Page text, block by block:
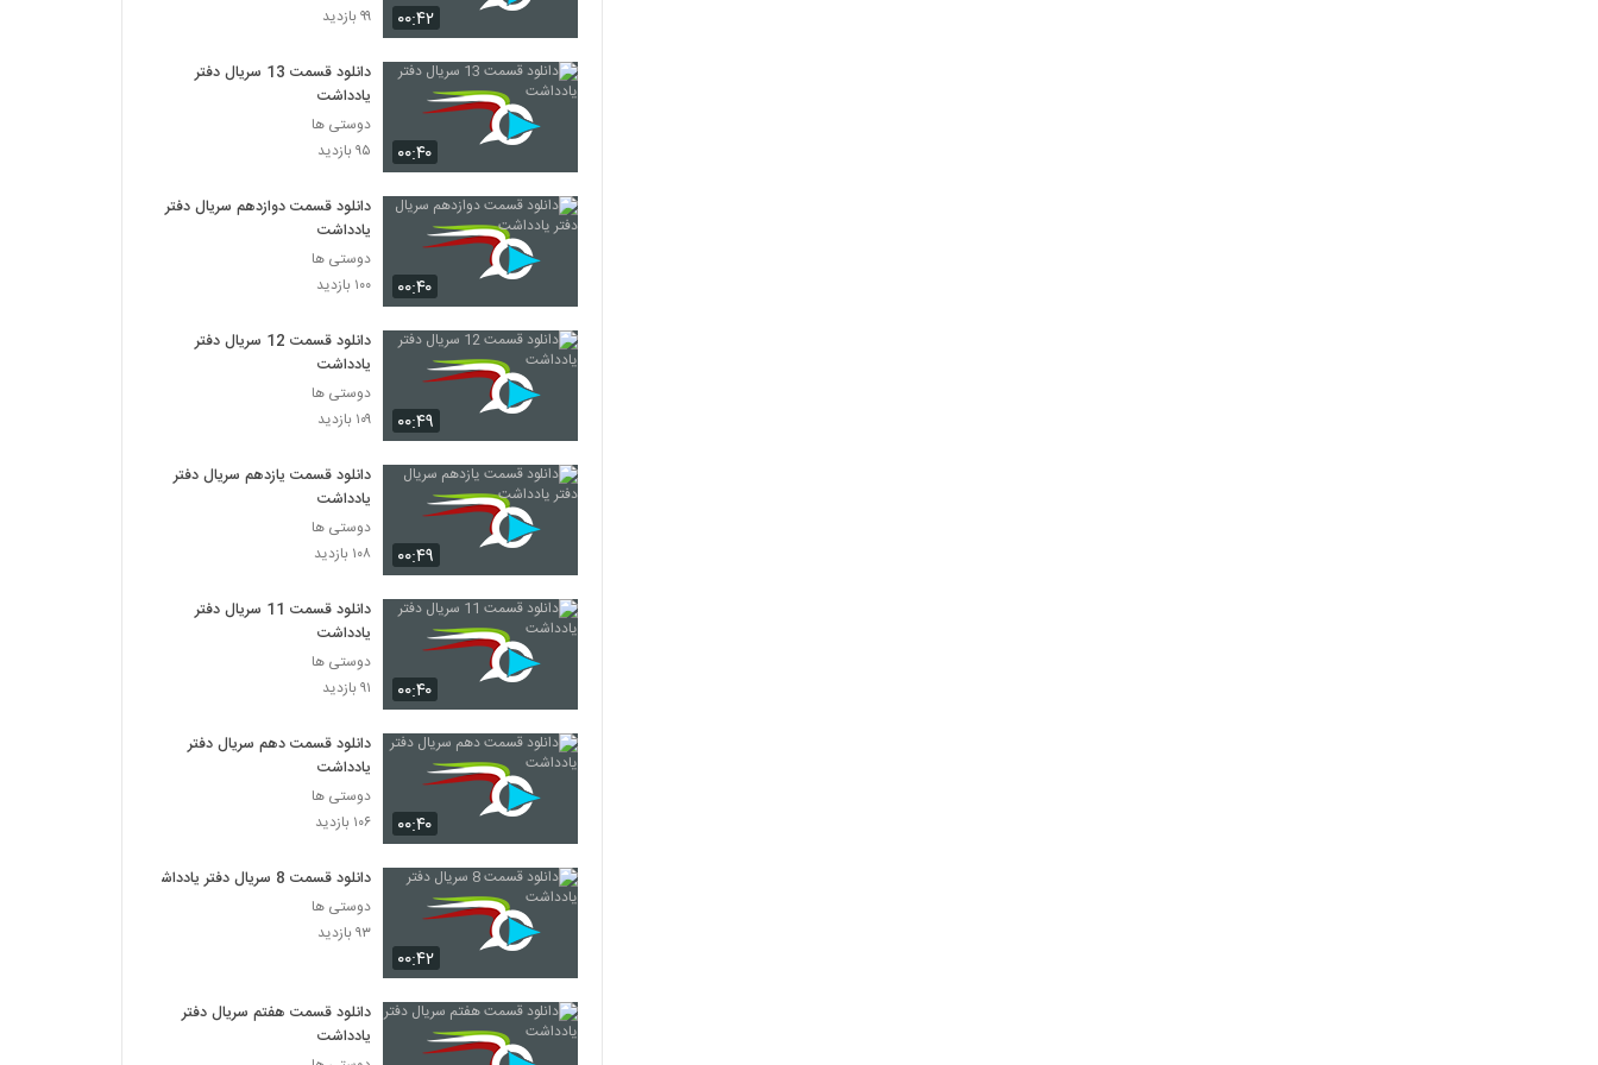
۰۰:۴۲
۹۹ بازدید
۰۰:۴۰
دانلود قسمت 13 سریال دفتر
یادداشت
دوستی ها
۹۵ بازدید
۰۰:۴۰
دانلود قسمت دوازدهم سریال دفتر
یادداشت
دوستی ها
۱۰۰ بازدید
۰۰:۴۹
دانلود قسمت 12 سریال دفتر
یادداشت
دوستی ها
۱۰۹ بازدید
۰۰:۴۹
دانلود قسمت یازدهم سریال دفتر
یادداشت
دوستی ها
۱۰۸ بازدید
۰۰:۴۰
دانلود قسمت 11 سریال دفتر
یادداشت
دوستی ها
۹۱ بازدید
۰۰:۴۰
دانلود قسمت دهم سریال دفتر
یادداشت
دوستی ها
۱۰۶ بازدید
۰۰:۴۲
دانلود قسمت 8 سریال دفتر یادداشت
دوستی ها
۹۳ بازدید
دانلود قسمت هفتم سریال دفتر
یادداشت